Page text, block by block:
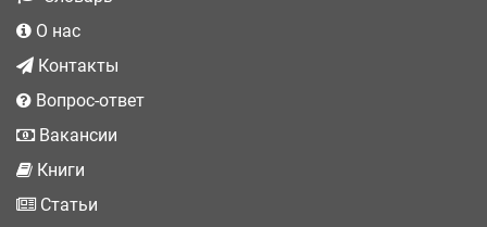
О нас
Контакты
Вопрос-ответ
Вакансии
Книги
Статьи